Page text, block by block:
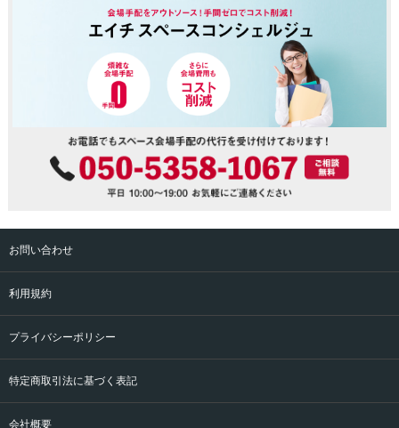
お問い合わせ
利用規約
プライバシーポリシー
特定商取引法に基づく表記
会社概要